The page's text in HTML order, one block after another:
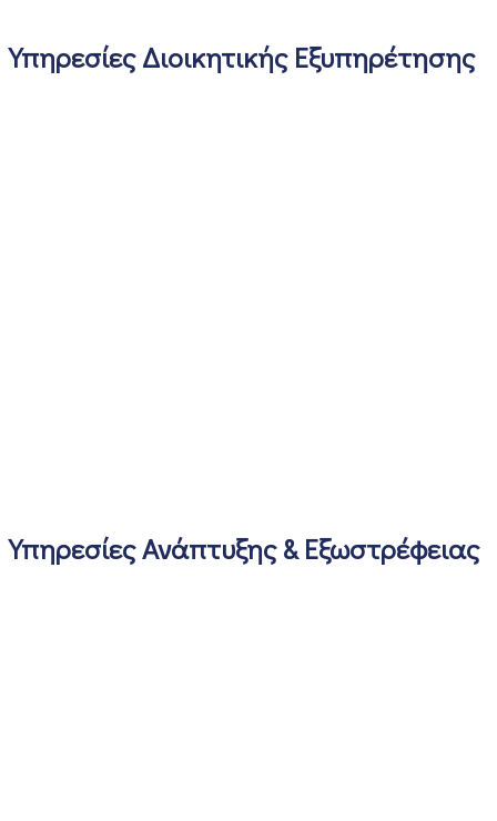
Υπηρεσίες Διοικητικής Εξυπηρέτησης
Υπηρεσίες Ανάπτυξης & Εξωστρέφειας